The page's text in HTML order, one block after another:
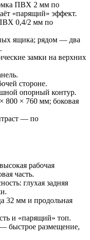
ПВХ 2 мм по
«парящий» эффект.
0,4/2 мм по
ящика; рядом — два
замки на верхних
стороне.
опорный контур.
800 × 760 мм; боковая
— по
рабочая
часть.
глухая задняя
32 мм и продольная
и «парящий» топ.
быстрое размещение,